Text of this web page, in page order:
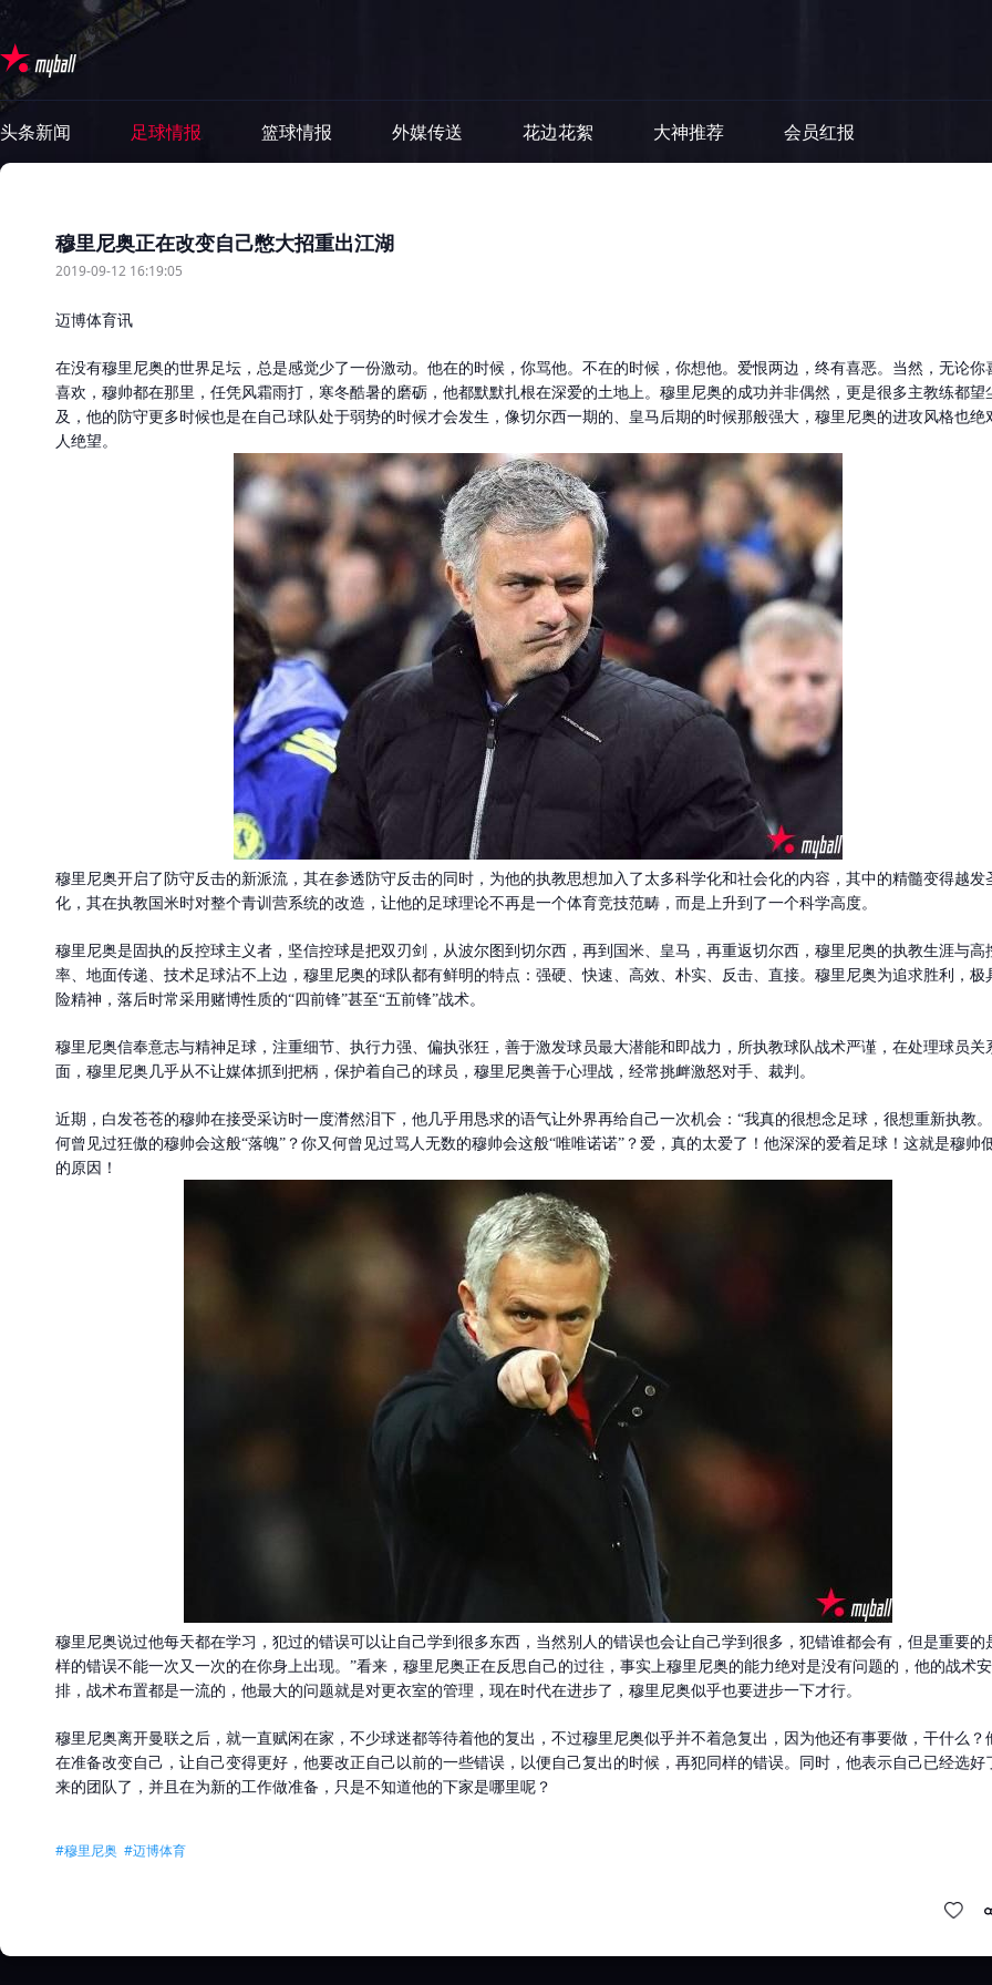
头条新闻 足球情报 篮球情报 外媒传送 花边花絮 大神推荐 会员红报
穆里尼奥正在改变自己憋大招重出江湖
2019-09-12 16:19:05
迈博体育讯
在没有穆里尼奥的世界足坛，总是感觉少了一份激动。他在的时候，你骂他。不在的时候，你想他。爱恨两边，终有喜恶。当然，无论你
喜欢，穆帅都在那里，任凭风霜雨打，寒冬酷暑的磨砺，他都默默扎根在深爱的土地上。穆里尼奥的成功并非偶然，更是很多主教练都望
及，他的防守更多时候也是在自己球队处于弱势的时候才会发生，像切尔西一期的、皇马后期的时候那般强大，穆里尼奥的进攻风格也绝
人绝望。
穆里尼奥开启了防守反击的新派流，其在参透防守反击的同时，为他的执教思想加入了太多科学化和社会化的内容，其中的精髓变得越发
化，其在执教国米时对整个青训营系统的改造，让他的足球理论不再是一个体育竞技范畴，而是上升到了一个科学高度。
穆里尼奥是固执的反控球主义者，坚信控球是把双刃剑，从波尔图到切尔西，再到国米、皇马，再重返切尔西，穆里尼奥的执教生涯与高
率、地面传递、技术足球沾不上边，穆里尼奥的球队都有鲜明的特点：强硬、快速、高效、朴实、反击、直接。穆里尼奥为追求胜利，极
险精神，落后时常采用赌博性质的“四前锋”甚至“五前锋”战术。
穆里尼奥信奉意志与精神足球，注重细节、执行力强、偏执张狂，善于激发球员最大潜能和即战力，所执教球队战术严谨，在处理球员关
面，穆里尼奥几乎从不让媒体抓到把柄，保护着自己的球员，穆里尼奥善于心理战，经常挑衅激怒对手、裁判。
近期，白发苍苍的穆帅在接受采访时一度潸然泪下，他几乎用恳求的语气让外界再给自己一次机会：“我真的很想念足球，很想重新执教
何曾见过狂傲的穆帅会这般“落魄”？你又何曾见过骂人无数的穆帅会这般“唯唯诺诺”？爱，真的太爱了！他深深的爱着足球！这就是穆帅
的原因！
穆里尼奥说过他每天都在学习，犯过的错误可以让自己学到很多东西，当然别人的错误也会让自己学到很多，犯错谁都会有，但是重要的
样的错误不能一次又一次的在你身上出现。”看来，穆里尼奥正在反思自己的过往，事实上穆里尼奥的能力绝对是没有问题的，他的战术安
排，战术布置都是一流的，他最大的问题就是对更衣室的管理，现在时代在进步了，穆里尼奥似乎也要进步一下才行。
穆里尼奥离开曼联之后，就一直赋闲在家，不少球迷都等待着他的复出，不过穆里尼奥似乎并不着急复出，因为他还有事要做，干什么？
在准备改变自己，让自己变得更好，他要改正自己以前的一些错误，以便自己复出的时候，再犯同样的错误。同时，他表示自己已经选好
来的团队了，并且在为新的工作做准备，只是不知道他的下家是哪里呢？
#穆里尼奥 #迈博体育